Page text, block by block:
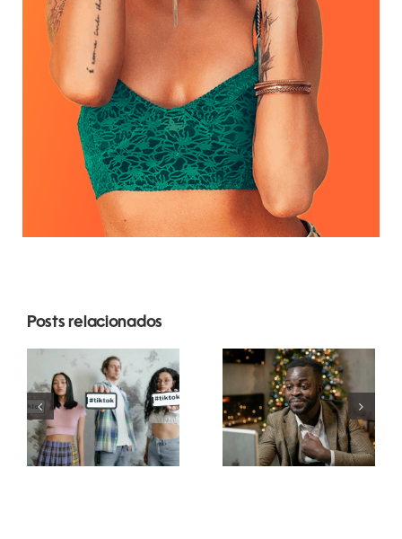
Posts relacionados
Melhores
aplicativos
de edição
de vídeo
para criar
obras-
Como
ocultar
seguidores
no LinkedIn
para manter
a